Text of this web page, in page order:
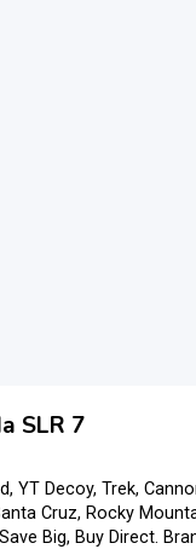
SLR 7
YT Decoy, Trek,
Cruz, Rocky
Big, Buy Direct.